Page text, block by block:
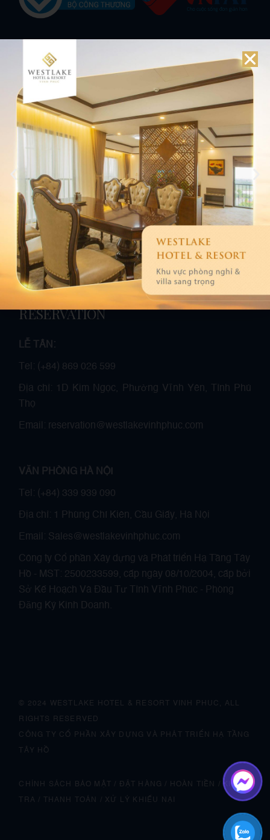
Điện thoại
(+84) 211 222 9999
(+84) 899 158 999
Email
info@westlakevinhphuc.com
RESERVATION
LỄ TÂN:
Tel: (+84) 869 026 599
Địa chỉ: 1D Kim Ngọc, Phường Vĩnh Yên, Tỉnh Phú
Thọ
Email: reservation@westlakevinhphuc.com
VĂN PHÒNG HÀ NỘI
Tel: (+84) 339 939 090
Địa chỉ: 1 Phùng Chí Kiên, Cầu Giấy, Hà Nội
Email: Sales@westlakevinhphuc.com
Công ty Cổ phần Xây dựng và Phát triển Hạ Tầng Tây
Hồ - MST: 2500233599, cấp ngày 08/10/2004, cấp bởi
Sở Kế Hoạch Và Đầu Tư Tỉnh Vĩnh Phúc - Phòng
Đăng Ký Kinh Doanh.
© 2024 WESTLAKE HOTEL & RESORT VINH PHUC, ALL
RIGHTS RESERVED
CÔNG TY CỔ PHẦN XÂY DỰNG VÀ PHÁT TRIỂN HẠ TẦNG
TÂY HỒ
CHÍNH SÁCH BẢO MẬT ĐẶT HÀNG HOÀN TIỀN /KIỂM
TRA THANH TOÁN / XỬ LÝ KHIẾU NẠI